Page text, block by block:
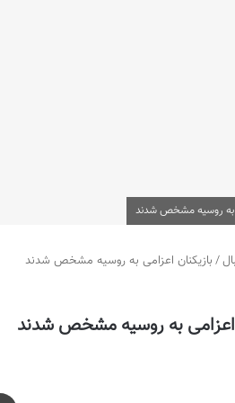
به روسیه مشخص شدند
/ بازیکنان اعزامی به روسیه مشخص شدند
اعزامی به روسیه مشخص شدند